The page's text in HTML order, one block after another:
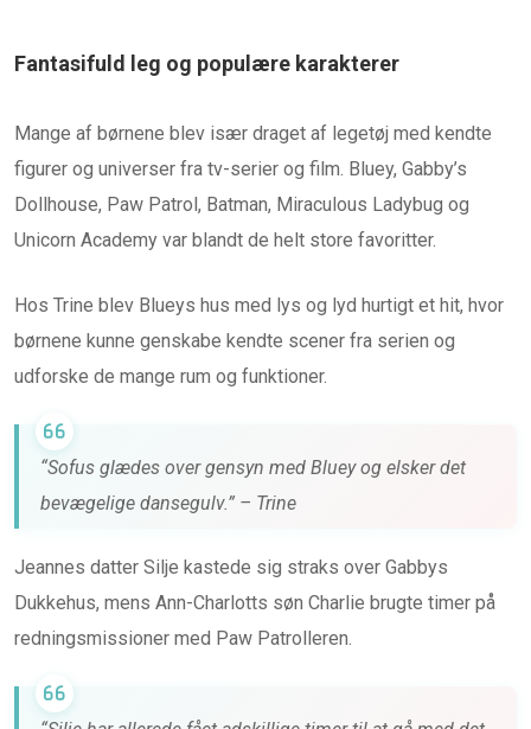
Fantasifuld leg og populære karakterer
Mange af børnene blev især draget af legetøj med kendte
figurer og universer fra tv-serier og film. Bluey, Gabby’s
Dollhouse, Paw Patrol, Batman, Miraculous Ladybug og
Unicorn Academy var blandt de helt store favoritter.
Hos Trine blev Blueys hus med lys og lyd hurtigt et hit, hvor
børnene kunne genskabe kendte scener fra serien og
udforske de mange rum og funktioner.
“Sofus glædes over gensyn med Bluey og elsker det
bevægelige dansegulv.” – Trine
Jeannes datter Silje kastede sig straks over Gabbys
Dukkehus, mens Ann-Charlotts søn Charlie brugte timer på
redningsmissioner med Paw Patrolleren.